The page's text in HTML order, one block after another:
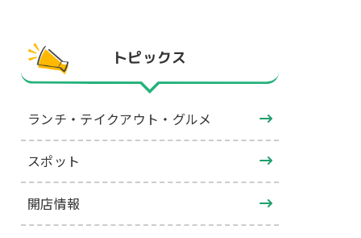
トピックス
ランチ・テイクアウト・グルメ
スポット
開店情報